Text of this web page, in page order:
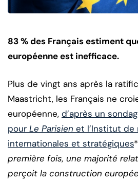
83 % des Français estiment
européenne est inefficace.
Plus de vingt ans après la
Maastricht, les Français ne
européenne, d’après un
pour Le Parisien et l’Institut de
internationales et stratégiques
première fois, une majorité
perçoit la construction